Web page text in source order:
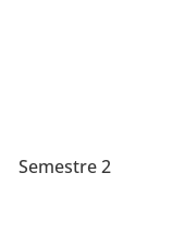
Semestre 2